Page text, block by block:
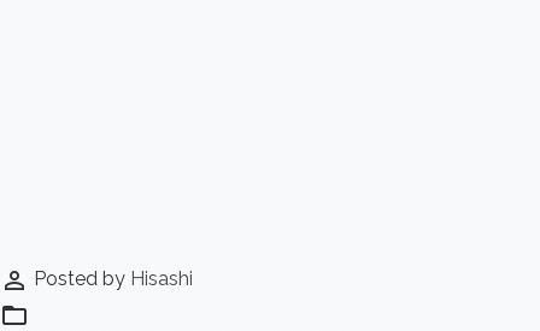
perm_identity Posted by Hisashi
folder_open